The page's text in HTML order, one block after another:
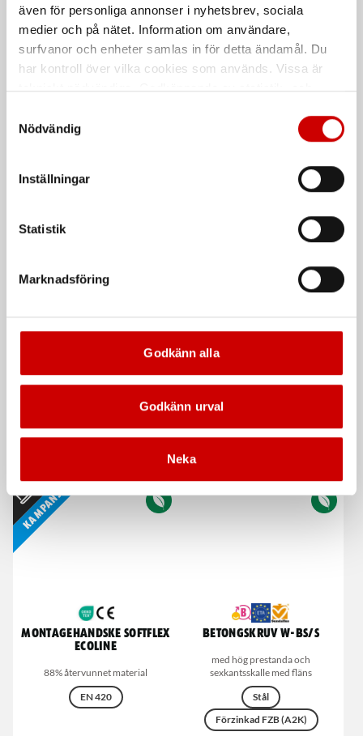
även för personliga annonser i nyhetsbrev, sociala
medier och på nätet. Information om användare,
surfvanor och enheter samlas in för detta ändamål. Du
har kontroll över vilka cookies som används. Vissa är
tekniskt nödvändiga. Godkännande av statistik- och
länder utanför EU med olika dataskyddsnormer. Genom
att godkänna samtycker du till sådana överföringar. Läs
Nödvändig
Inställningar
Statistik
Marknadsföring
Godkänn alla
Godkänn urval
Neka
SDS-Plus fäste, För betong, tegel
De som köpte, köpte även
Plus
För snabb och effektiv rengöring
Kampanj
Montagehandske Softflex
Ecoline
88% återvunnet material
EN 420
Betongskruv W-BS/S
med hög prestanda och
sexkantsskalle med fläns
Stål
Förzinkad FZB (A2K)